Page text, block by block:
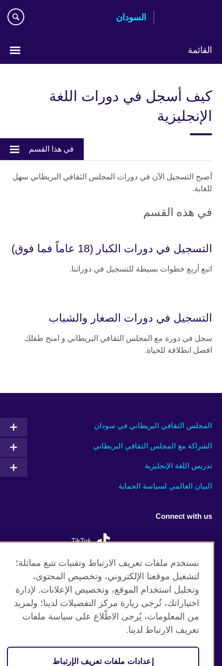
السودان
القائمة
كيف أسجل في دورات اللغة
الإنجليزية
في هذا القسم
أصبح التسجيل الآن في دورات المجلس الثقافي البريطاني سهل
للغاية.
في هذه القسم
التسجيل في دورات الكبار (18 عاماً فما فوق)
اتبع أربع خطوات بسيطة للتسجيل في دوراتنا.
التسجيل في دورات الصغار والشباب
سجل في دورة مع المجلس الثقافي البريطاني و امنح طفلك
افصل انطلاقة للحياة.
المجلس الثقافي البريطاني في سودان
الشراكة مع المجلس الثقافي البريطاني
تدريس اللغة الإنجليزية
البيان العالمي لسياسة الحماية
Connect with us
TikTok
موقع المجلس الثقافي البريطاني العالمي
الخصوصية وشروط الاستخدام
ملفات تعريف الإرتباط
خارطة الموقع
نستخدم ملفات تعريف الارتباط وتقنيات تتبع مماثلة؛
لتشغيل موقعنا الإلكتروني، وتخصيص المحتوى،
وتحليل استخدام الموقع، وتخصيص الإعلانات. لإدارة
اختياراتك، تُرجى زيارة مركز التفضيلات لدينا؛ ولمزيد
من المعلومات، يُرجى الاطّلاع على سياسة ملفات
تعريف الارتباط لدينا.
إعدادات ملفات تعريف الإرتباط